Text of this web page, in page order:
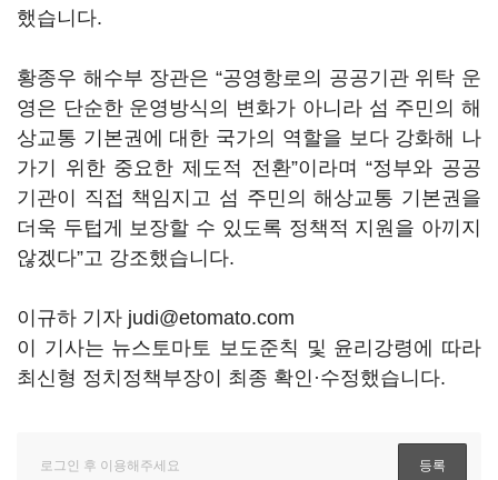
했습니다.
황종우 해수부 장관은 “공영항로의 공공기관 위탁 운
영은 단순한 운영방식의 변화가 아니라 섬 주민의 해
상교통 기본권에 대한 국가의 역할을 보다 강화해 나
가기 위한 중요한 제도적 전환”이라며 “정부와 공공
기관이 직접 책임지고 섬 주민의 해상교통 기본권을
더욱 두텁게 보장할 수 있도록 정책적 지원을 아끼지
않겠다”고 강조했습니다.
이규하 기자 judi@etomato.com
이 기사는 뉴스토마토 보도준칙 및 윤리강령에 따라
최신형 정치정책부장이 최종 확인·수정했습니다.